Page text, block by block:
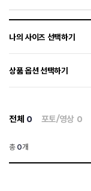
나의 사이즈 선택하기
상품 옵션 선택하기
전체 0 포토/영상 0
총 0개